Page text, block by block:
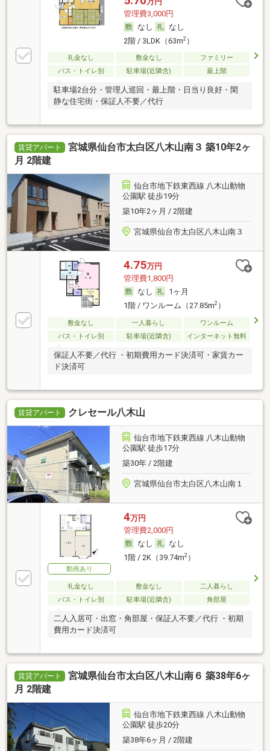
管理費3,000円
なし
なし
2階 / 3LDK（63m2）
礼金なし 敷金なし
ファミリー
バス・トイレ別
駐車場(近隣含) 最上階
駐車場2台分・管理人巡回・最上階・日当り良好・閑
静な住宅街・保証人不要／代行
賃貸アパート
宮城県仙台市太白区八木山南３ 築10年2ヶ
月 2階建
仙台市地下鉄東西線 八木山動物
公園駅 徒歩19分
築10年2ヶ月 / 2階建
宮城県仙台市太白区八木山南３
4.75万円
管理費1,800円
なし
1ヶ月
1階 / ワンルーム（27.85m2）
敷金なし 一人暮らし
ワンルーム
バス・トイレ別
駐車場(近隣含) インターネット無料
保証人不要／代行 ・初期費用カード決済可・家賃カー
ド決済可
賃貸アパート クレセール八木山
仙台市地下鉄東西線 八木山動物
公園駅 徒歩17分
築30年 / 2階建
宮城県仙台市太白区八木山南１
動画あり
4万円
管理費2,000円
なし
なし
1階 / 2K（39.74m2）
礼金なし 敷金なし
二人暮らし
バス・トイレ別
駐車場(近隣含) 角部屋
二人入居可・出窓・角部屋・保証人不要／代行 ・初期
費用カード決済可
賃貸アパート
宮城県仙台市太白区八木山南６ 築38年6ヶ
月 2階建
仙台市地下鉄東西線 八木山動物
公園駅 徒歩20分
築38年6ヶ月 / 2階建